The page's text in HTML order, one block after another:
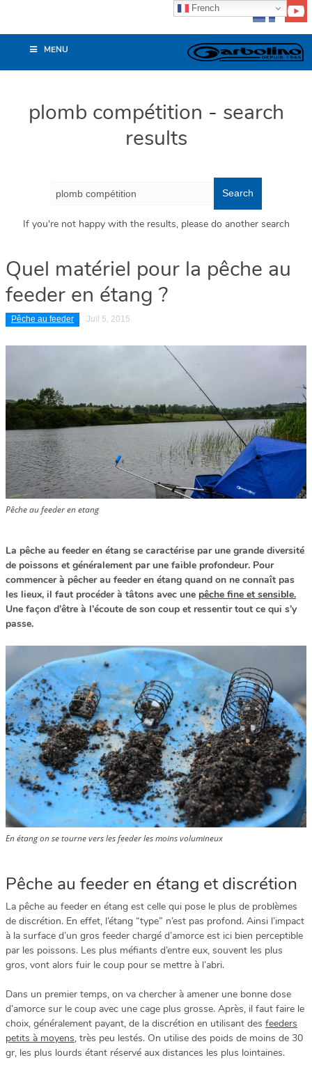
MENU
plomb compétition - search
results
If you're not happy with the results, please do another search
Quel matériel pour la pêche au
feeder en étang ?
Pêche au feeder Juil 5, 2015
Pêche au feeder en etang
La pêche au feeder en étang se caractérise par une grande diversité
de poissons et généralement par une faible profondeur. Pour
commencer à pêcher au feeder en étang quand on ne connaît pas
les lieux, il faut procéder à tâtons avec une pêche fine et sensible.
Une façon d’être à l’écoute de son coup et ressentir tout ce qui s’y
passe.
En étang on se tourne vers les feeder les moins volumineux
Pêche au feeder en étang et discrétion
La pêche au feeder en étang est celle qui pose le plus de problèmes
de discrétion. En effet, l’étang “type” n’est pas profond. Ainsi l’impact
à la surface d’un gros feeder chargé d’amorce est ici bien perceptible
par les poissons. Les plus méfiants d’entre eux, souvent les plus
gros, vont alors fuir le coup pour se mettre à l’abri.
Dans un premier temps, on va chercher à amener une bonne dose
d’amorce sur le coup avec une cage plus grosse. Après, il faut faire le
choix, généralement payant, de la discrétion en utilisant des feeders
petits à moyens, très peu lestés. On utilise des poids de moins de 30
gr, les plus lourds étant réservé aux distances les plus lointaines.
French